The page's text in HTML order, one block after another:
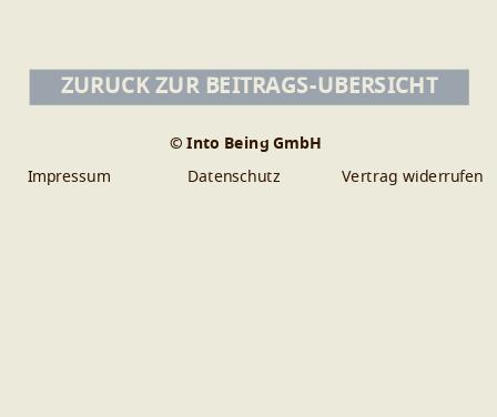
ZURÜCK ZUR BEITRAGS-ÜBERSICHT
© Into Being GmbH
Datenschutz
Impressum Vertrag widerrufen